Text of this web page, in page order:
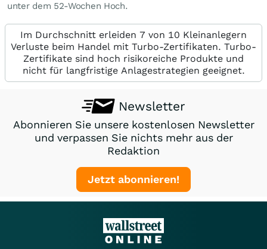
unter dem 52-Wochen Hoch.
Im Durchschnitt erleiden 7 von 10 Kleinanlegern
Verluste beim Handel mit Turbo-Zertifikaten. Turbo-
Zertifikate sind hoch risikoreiche Produkte und
nicht für langfristige Anlagestrategien geeignet.
Newsletter
Abonnieren Sie unsere kostenlosen Newsletter
und verpassen Sie nichts mehr aus der
Redaktion
Jetzt abonnieren!